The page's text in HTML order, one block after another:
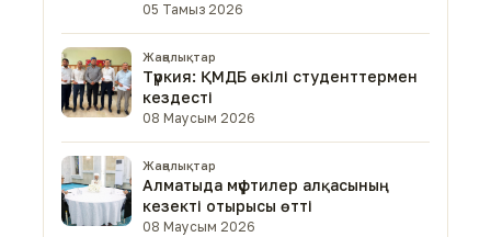
05 Тамыз 2026
Жаңалықтар
Түркия: ҚМДБ өкілі студенттермен
кездесті
08 Маусым 2026
Жаңалықтар
Алматыда мүфтилер алқасының
кезекті отырысы өтті
08 Маусым 2026